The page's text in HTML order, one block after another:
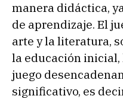
manera didáctica,
de aprendizaje. El
arte y la literatura,
la educación inicial,
juego
significativo, es